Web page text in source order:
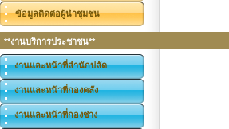
ข้อมูลติดต่อผู้นำชุมชน
**งานบริการประชาชน**
งานและหน้าที่สำนักปลัด
งานและหน้าที่กองคลัง
งานและหน้าที่กองช่าง